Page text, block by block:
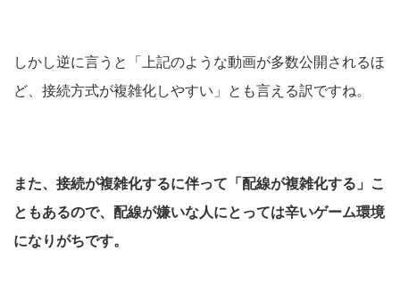
しかし逆に言うと「上記のような動画が多数公開されるほ
ど、接続方式が複雑化しやすい」とも言える訳ですね。
また、接続が複雑化するに伴って「配線が複雑化する」こ
ともあるので、配線が嫌いな人にとっては辛いゲーム環境
になりがちです。